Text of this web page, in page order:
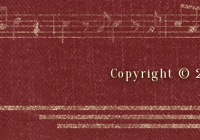
Copyright ©